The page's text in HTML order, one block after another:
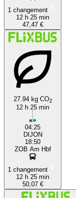
1 changement
12 h 25 min
47,47 €
27.94 kg CO2
12 h 25 min
04:25
DIJON
18:50
ZOB Am Hbf
1 changement
12 h 25 min
50,07 €